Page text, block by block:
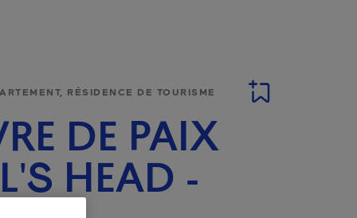
RÉSIDENCE DE TOURISME
DE PAIX
HEAD -